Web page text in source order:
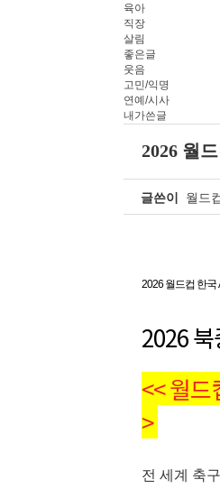
육아
직장
살림
좋은글
웃음
고민/익명
연예/시사
내가쓴글
2026 월
글쓴이 월드
2026 월드컵 한국
2026
<< 월드
>
전 세계 축